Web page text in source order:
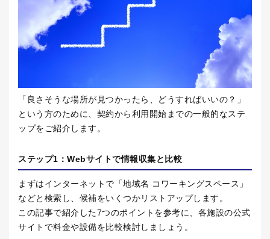
「良さそうな場所が見つかったら、どうすればいいの？」
という方のために、契約から利用開始までの一般的なステ
ップをご紹介します。
ステップ1 ： Webサイトで情報収集と比較
まずはインターネットで「地域名 コワーキングスペース」
などと検索し、候補をいくつかリストアップします。
この記事で紹介した7つのポイントを参考に、各施設の公式
サイトで料金や設備を比較検討しましょう。